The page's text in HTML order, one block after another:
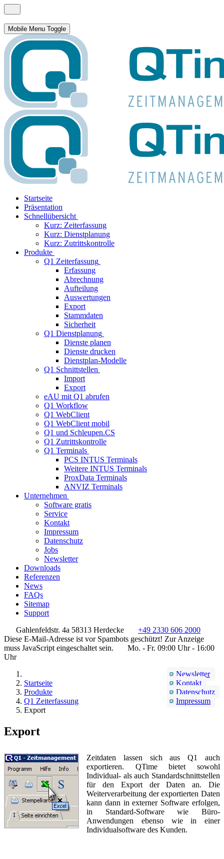
Mobile Menu Toggle
Startseite
Präsentation
Schnellübersicht
Kurz: Zeiterfassung
Kurz: Dienstplanung
Kurz: Zutrittskontrolle
Produkte
Q1 Zeiterfassung
Erfassung
Abrechnung
Aufteilung
Auswertungen
Export
Stammdaten
Sicherheit
Q1 Dienstplanung
Dienste planen
Dienste drucken
Dienstplan-Modelle
Q1 Schnittstellen
Import
Export
eAU mit Q1 abrufen
Q1 Workflow
Q1 WebClient
Q1 WebClient mobil
Q1 und Schleupen.CS
Q1 Zutrittskontrolle
Q1 Terminals
PCS INTUS Terminals
Weitere INTUS Terminals
ProxData Terminals
ANVIZ Terminals
Unternehmen
Software gratis
Service
Kontakt
Impressum
Datenschutz
Jobs
Newsletter
Downloads
Referenzen
News
FAQs
Sitemap
Support
Gahlenfeldstr. 4a 58313 Herdecke
+49 2330 606 2000
Diese E-Mail-Adresse ist vor Spambots geschützt! Zur Anzeige
muss JavaScript eingeschaltet sein.
Mo. - Fr. 09:00 Uhr - 16:00
Uhr
Newsletter
Kontakt
Datenschutz
Impressum
Startseite
Produkte
Q1 Zeiterfassung
Export
Export
Zeitdaten lassen sich aus Q1 auch
exportieren. QTime bietet sowohl
Individual- als auch Standardschnittstellen
für den Export der Daten an. Die
Weiterverarbeitung der exportierten Daten
kann dann in externer Software erfolgen,
in Standard-Software wie Büro-
Anwendungen ebenso wie in einer
Individualsoftware des Kunden.